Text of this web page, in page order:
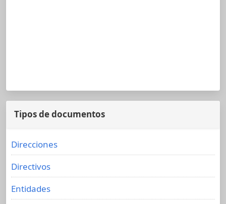
Tipos de documentos
Direcciones
Directivos
Entidades